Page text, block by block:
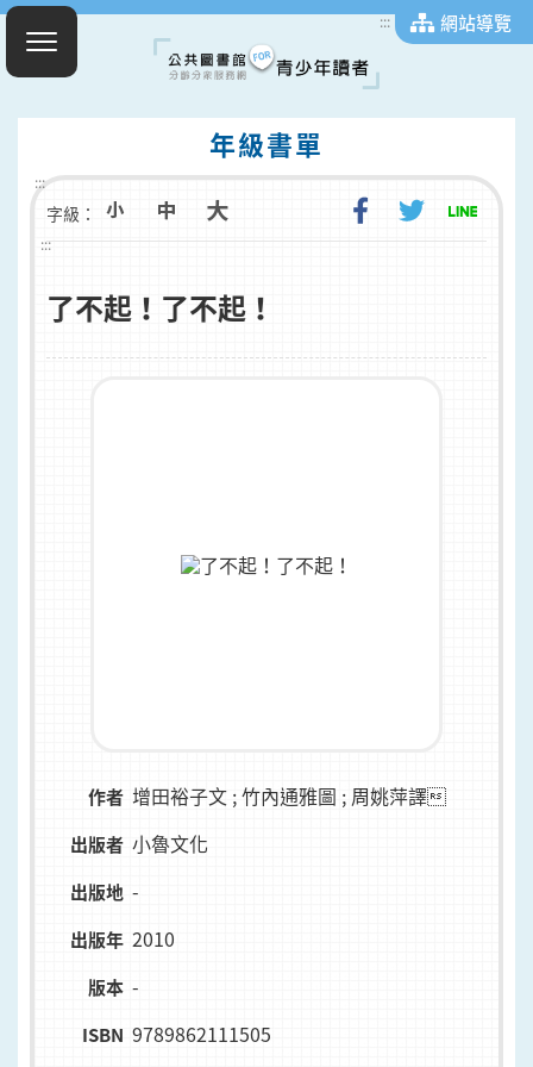
::: 網站導覽
年級書單
:::
字級：
:::
了不起！了不起！
作者 增田裕子文 ; 竹內通雅圖 ; 周姚萍譯
出版者 小魯文化
出版地 -
出版年 2010
版本 -
ISBN 9789862111505